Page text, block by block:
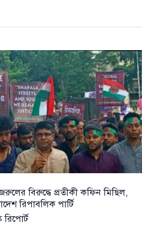
বিরুদ্ধে প্রতীকী কফিন মিছিল,
রিপাবলিক পার্টি
রিপোর্ট